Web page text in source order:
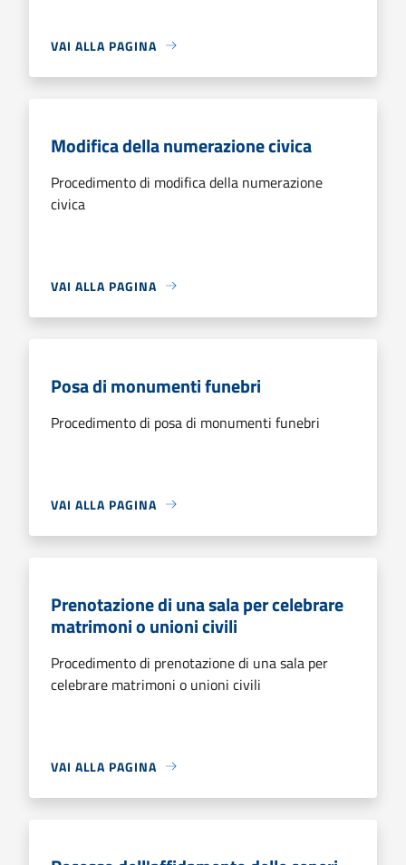
VAI ALLA PAGINA
Modifica della numerazione civica
Procedimento di modifica della numerazione
civica
VAI ALLA PAGINA
Posa di monumenti funebri
Procedimento di posa di monumenti funebri
VAI ALLA PAGINA
Prenotazione di una sala per celebrare
matrimoni o unioni civili
Procedimento di prenotazione di una sala per
celebrare matrimoni o unioni civili
VAI ALLA PAGINA